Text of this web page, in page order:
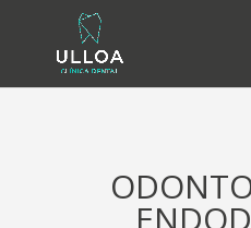
Skip to content